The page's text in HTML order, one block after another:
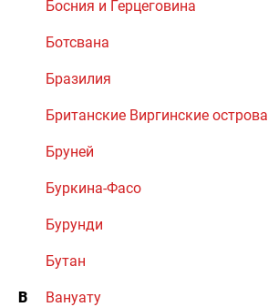
Босния и Герцеговина
Ботсвана
Бразилия
Британские Виргинские острова
Бруней
Буркина-Фасо
Бурунди
Бутан
В Вануату